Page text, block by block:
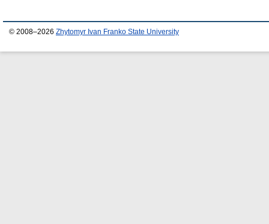
© 2008–2026 Zhytomyr Ivan Franko State University